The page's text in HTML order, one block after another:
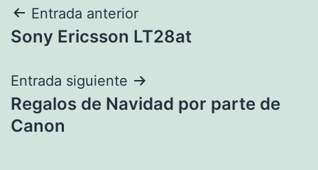
Navegación
de
entradas
Entrada anterior
Sony Ericsson LT28at
Entrada siguiente
Regalos de Navidad por parte de
Canon